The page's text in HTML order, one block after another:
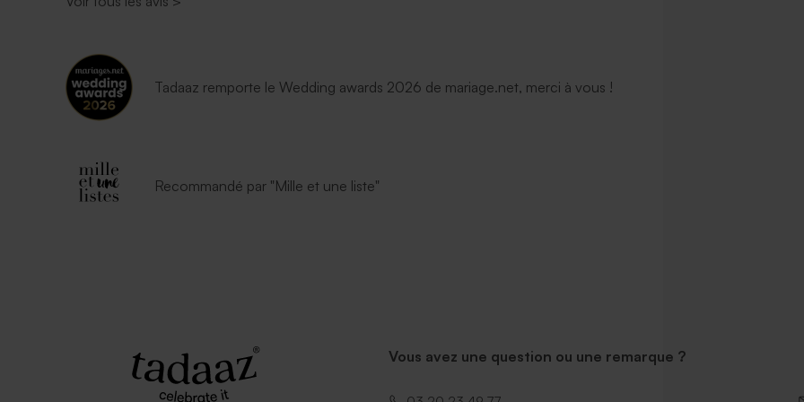
Tadaaz remporte le Wedding awards 2026 de mariage.net, merci à vous !
Recommandé par "Mille et une liste"
Vous avez une question ou une remarque ?